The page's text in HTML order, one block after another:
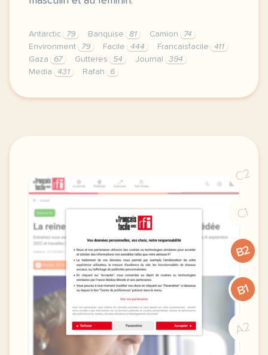
Antarctic 79 Banquise 81 Camion
74
Environment
79 Facile 444 Francaisfacile
411
Gaza
67 Gutteres 54 Journal
394
Media
431 Rafah 6
exercice a1 une nouvelle cheffe du
C2
C1
B2
B1
A2